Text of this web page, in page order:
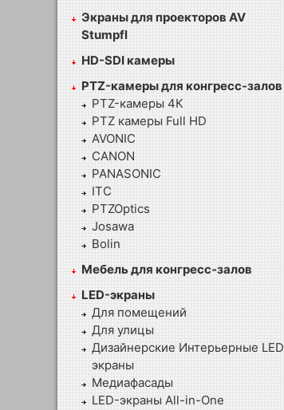
Экраны для проекторов AV
Stumpfl
HD-SDI камеры
PTZ-камеры для конгресс-залов
PTZ-камеры 4К
PTZ камеры Full HD
AVONIC
CANON
PANASONIC
ITC
PTZOptics
Josawa
Bolin
Мебель для конгресс-залов
LED-экраны
Для помещений
Для улицы
Дизайнерские Интерьерные LED
экраны
Медиафасады
LED-экраны All-in-One